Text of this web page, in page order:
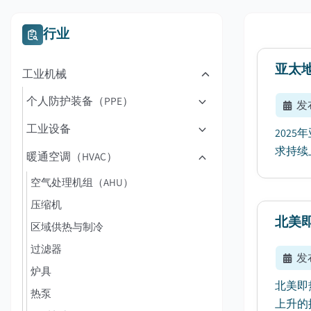
行业
工业机械
个人防护装备（PPE）
工业设备
暖通空调（HVAC）
空气处理机组（AHU）
压缩机
区域供热与制冷
过滤器
炉具
热泵
亚太
发
2025
求持续
北美
发
北美即
上升的